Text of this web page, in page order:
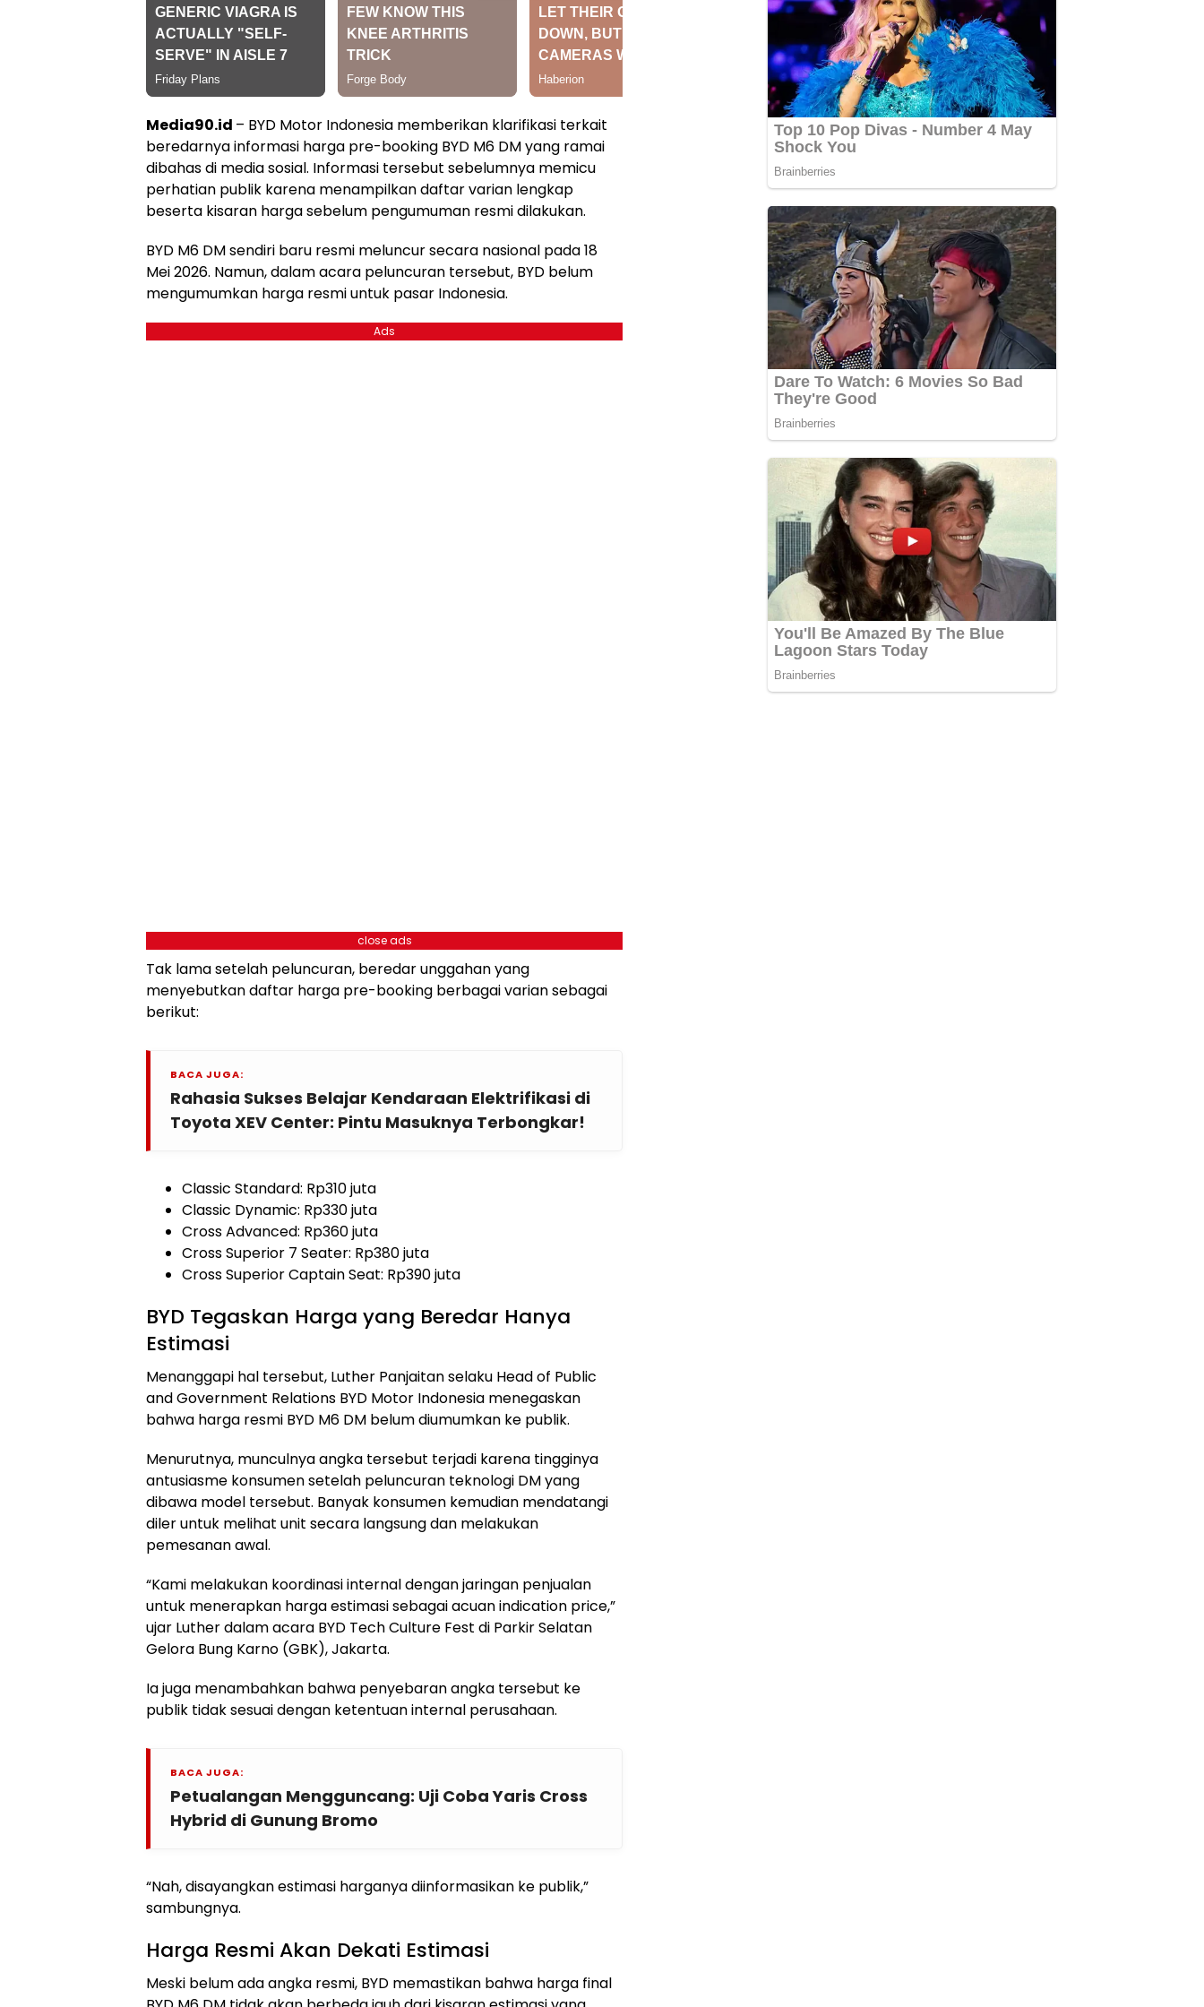
Media90.id – BYD Motor Indonesia memberikan klarifikasi terkait
beredarnya informasi harga pre-booking BYD M6 DM yang ramai
dibahas di media sosial. Informasi tersebut sebelumnya memicu
perhatian publik karena menampilkan daftar varian lengkap
beserta kisaran harga sebelum pengumuman resmi dilakukan.
BYD M6 DM sendiri baru resmi meluncur secara nasional pada 18
Mei 2026. Namun, dalam acara peluncuran tersebut, BYD belum
mengumumkan harga resmi untuk pasar Indonesia.
Ads
close ads
Tak lama setelah peluncuran, beredar unggahan yang
menyebutkan daftar harga pre-booking berbagai varian sebagai
berikut:
BACA JUGA:
Rahasia Sukses Belajar Kendaraan Elektrifikasi di
Toyota XEV Center: Pintu Masuknya Terbongkar!
Classic Standard: Rp310 juta
Classic Dynamic: Rp330 juta
Cross Advanced: Rp360 juta
Cross Superior 7 Seater: Rp380 juta
Cross Superior Captain Seat: Rp390 juta
BYD Tegaskan Harga yang Beredar Hanya
Estimasi
Menanggapi hal tersebut, Luther Panjaitan selaku Head of Public
and Government Relations BYD Motor Indonesia menegaskan
bahwa harga resmi BYD M6 DM belum diumumkan ke publik.
Menurutnya, munculnya angka tersebut terjadi karena tingginya
antusiasme konsumen setelah peluncuran teknologi DM yang
dibawa model tersebut. Banyak konsumen kemudian mendatangi
diler untuk melihat unit secara langsung dan melakukan
pemesanan awal.
“Kami melakukan koordinasi internal dengan jaringan penjualan
untuk menerapkan harga estimasi sebagai acuan indication price,”
ujar Luther dalam acara BYD Tech Culture Fest di Parkir Selatan
Gelora Bung Karno (GBK), Jakarta.
Ia juga menambahkan bahwa penyebaran angka tersebut ke
publik tidak sesuai dengan ketentuan internal perusahaan.
BACA JUGA:
Petualangan Mengguncang: Uji Coba Yaris Cross
Hybrid di Gunung Bromo
“Nah, disayangkan estimasi harganya diinformasikan ke publik,”
sambungnya.
Harga Resmi Akan Dekati Estimasi
Meski belum ada angka resmi, BYD memastikan bahwa harga final